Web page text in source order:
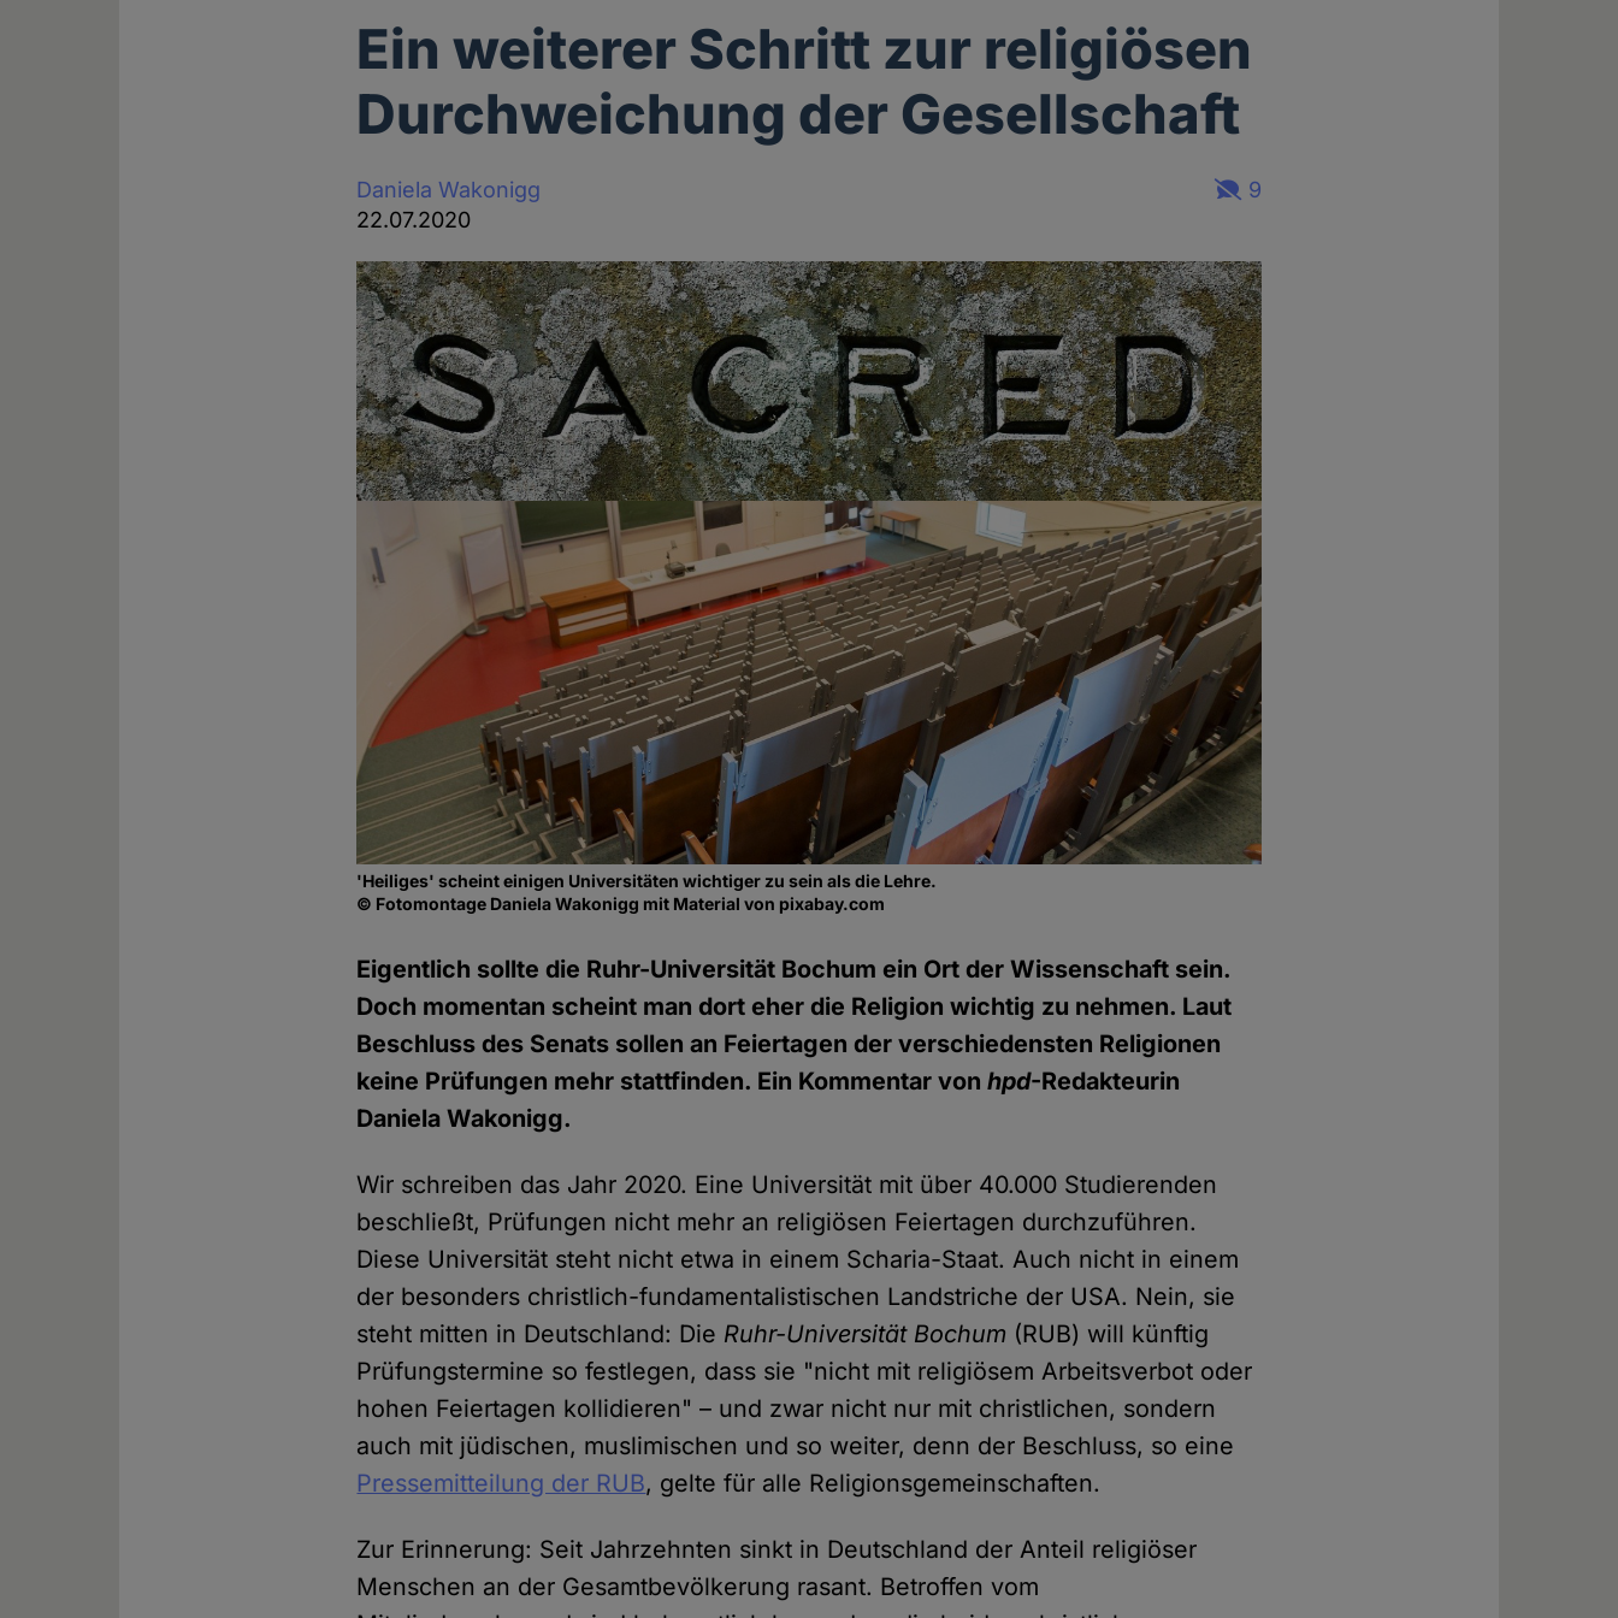
Ein weiterer Schritt zur religiösen
Durchweichung der Gesellschaft
Daniela Wakonigg
22.07.2020
9
'Heiliges' scheint einigen Universitäten wichtiger zu sein als die Lehre.
© Fotomontage Daniela Wakonigg mit Material von pixabay.com
Eigentlich sollte die Ruhr-Universität Bochum ein Ort der Wissenschaft sein.
Doch momentan scheint man dort eher die Religion wichtig zu nehmen. Laut
Beschluss des Senats sollen an Feiertagen der verschiedensten Religionen
keine Prüfungen mehr stattfinden. Ein Kommentar vonhpd-Redakteurin
Daniela Wakonigg.
Wir schreiben das Jahr 2020. Eine Universität mit über 40.000 Studierenden
beschließt, Prüfungen nicht mehr an religiösen Feiertagen durchzuführen.
Diese Universität steht nicht etwa in einem Scharia-Staat. Auch nicht in einem
der besonders christlich-fundamentalistischen Landstriche der USA. Nein, sie
steht mitten in Deutschland: Die Ruhr-Universität Bochum (RUB) will künftig
Prüfungstermine so festlegen, dass sie "nicht mit religiösem Arbeitsverbot oder
hohen Feiertagen kollidieren" – und zwar nicht nur mit christlichen, sondern
auch mit jüdischen, muslimischen und so weiter, denn der Beschluss, so eine
Pressemitteilung der RUB, gelte für alle Religionsgemeinschaften.
Zur Erinnerung: Seit Jahrzehnten sinkt in Deutschland der Anteil religiöser
Menschen an der Gesamtbevölkerung rasant. Betroffen vom